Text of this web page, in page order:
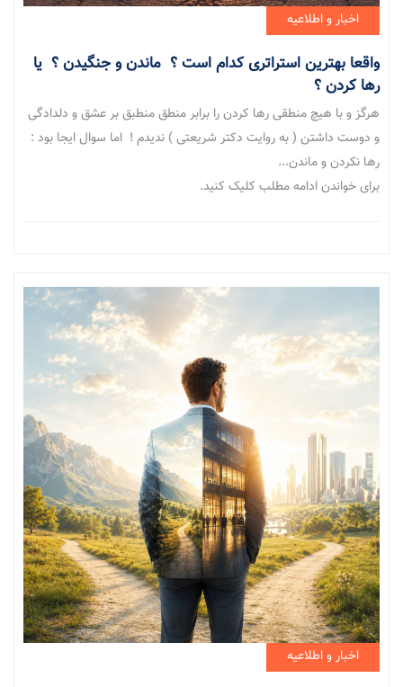
اخبار و اطلاعیه
واقعا بهترین استراتری کدام است ؟ ماندن و جنگیدن ؟ یا
رها کردن ؟
هرگز و با هیچ منطقی رها کردن را برابر منطق منطبق بر عشق و دلدادگی
و دوست داشتن ( به روایت دکتر شریعتی ) ندیدم ! اما سوال ایجا بود :
رها نکردن و ماندن...
برای خواندن ادامه مطلب کلیک کنید.
اخبار و اطلاعیه